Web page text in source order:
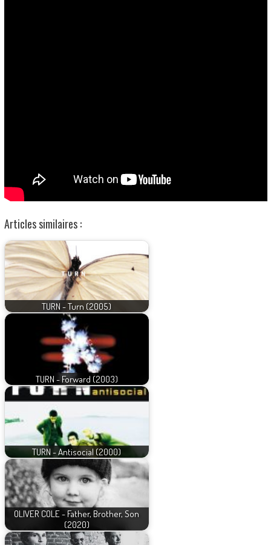
Articles similaires :
TURN - Turn (2005)
TURN - Forward (2003)
TURN - Antisocial (2000)
OLIVER COLE - Father, Brother, Son
(2020)